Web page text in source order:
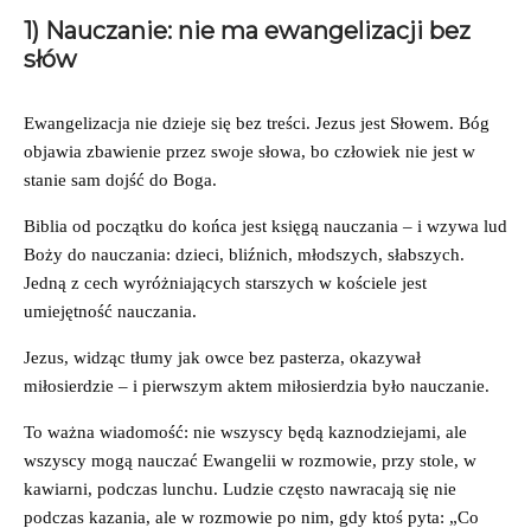
1) Nauczanie: nie ma ewangelizacji bez
słów
Ewangelizacja nie dzieje się bez treści. Jezus jest Słowem. Bóg
objawia zbawienie przez swoje słowa, bo człowiek nie jest w
stanie sam dojść do Boga.
Biblia od początku do końca jest księgą nauczania – i wzywa lud
Boży do nauczania: dzieci, bliźnich, młodszych, słabszych.
Jedną z cech wyróżniających starszych w kościele jest
umiejętność nauczania.
Jezus, widząc tłumy jak owce bez pasterza, okazywał
miłosierdzie – i pierwszym aktem miłosierdzia było nauczanie.
To ważna wiadomość: nie wszyscy będą kaznodziejami, ale
wszyscy mogą nauczać Ewangelii w rozmowie, przy stole, w
kawiarni, podczas lunchu. Ludzie często nawracają się nie
podczas kazania, ale w rozmowie po nim, gdy ktoś pyta: „Co